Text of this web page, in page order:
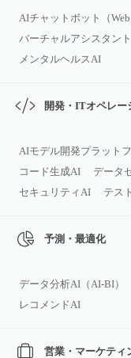
AIチャットボット（
バーチャルアシスタン
メンタルヘルスAI
開発・ITオペレー
AIモデル開発プラット
コード生成AI
データ
セキュリティAI
テス
予測・最適化
データ分析AI（AI‑BI）
レコメンドAI
営業・マーケティ